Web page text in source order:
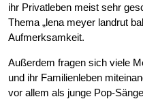
ihr Privatleben meist sehr
Thema „lena meyer landrut
Aufmerksamkeit.
Außerdem fragen sich viele
und ihr Familienleben
vor allem als junge Pop-